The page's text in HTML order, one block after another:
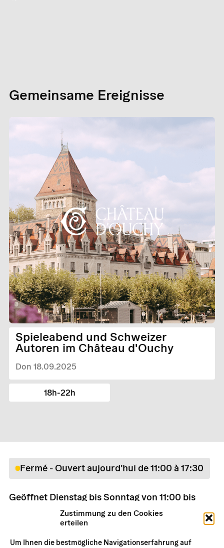
Zustimmung zu den Cookies
erteilen
Um Ihnen die bestmögliche Navigationserfahrung auf
Gemeinsame Ereignisse
Spieleabend und Schweizer
Autoren im Château d'Ouchy
Don 18.09.2025
18h-22h
Fermé - Ouvert aujourd'hui de 11:00 à 17:30
Geöffnet Dienstag bis Sonntag von 11:00 bis
Praktische Informationen